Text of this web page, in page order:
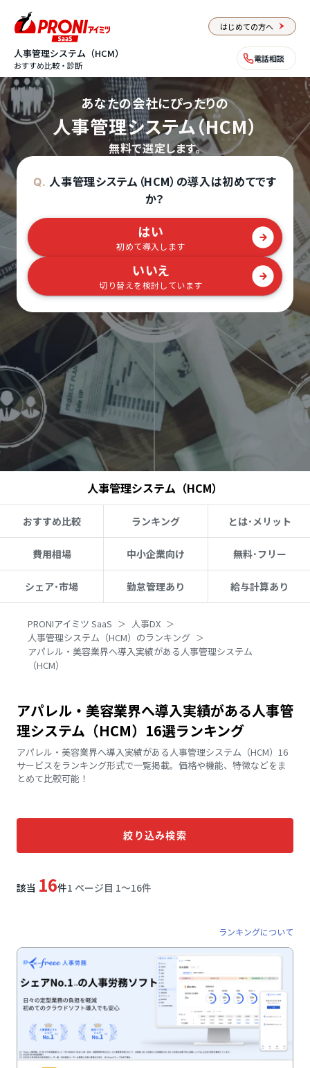
はじめての方へ
人事管理システム（HCM）
おすすめ比較・診断
電話相談
あなたの会社にぴったりの
人事管理システム（HCM）
無料で選定します。
Q. 人事管理システム（HCM）の導入は初めてです
か？
はい
初めて導入します
いいえ
切り替えを検討しています
人事管理システム（HCM）
おすすめ比較 ランキング とは･メリット
費用相場 中小企業向け 無料･フリー
シェア･市場 勤怠管理あり 給与計算あり
PRONIアイミツ SaaS
人事DX
人事管理システム（HCM）のランキング
アパレル・美容業界へ導入実績がある人事管理システム
（HCM）
アパレル・美容業界へ導入実績がある人事管
理システム（HCM）16選ランキング
アパレル・美容業界へ導入実績がある人事管理システム（HCM）16
サービスをランキング形式で一覧掲載。価格や機能、特徴などをま
とめて比較可能！
絞り込み検索
該当 16件1 ページ目 1〜16件
ランキングについて